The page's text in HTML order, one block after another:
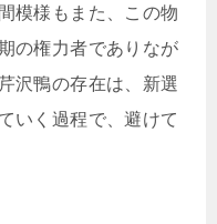
模様もまた、この物
の権力者でありなが
沢鴨の存在は、新選
いく過程で、避けて